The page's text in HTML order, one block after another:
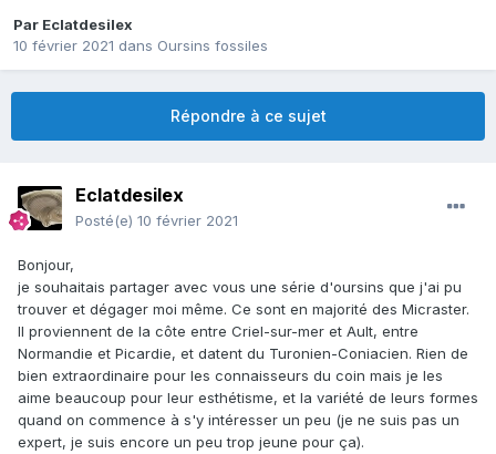
Par Eclatdesilex
10 février 2021 dans Oursins fossiles
Répondre à ce sujet
Eclatdesilex
Posté(e) 10 février 2021
Bonjour,
je souhaitais partager avec vous une série d'oursins que j'ai pu
trouver et dégager moi même. Ce sont en majorité des Micraster.
Il proviennent de la côte entre Criel-sur-mer et Ault, entre
Normandie et Picardie, et datent du Turonien-Coniacien. Rien de
bien extraordinaire pour les connaisseurs du coin mais je les
aime beaucoup pour leur esthétisme, et la variété de leurs formes
quand on commence à s'y intéresser un peu (je ne suis pas un
expert, je suis encore un peu trop jeune pour ça).